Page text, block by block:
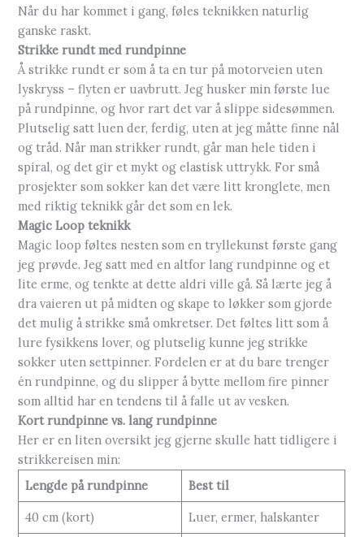
Når du har kommet i gang, føles teknikken naturlig
ganske raskt.
Strikke rundt med rundpinne
Å strikke rundt er som å ta en tur på motorveien uten
lyskryss – flyten er uavbrutt. Jeg husker min første lue
på rundpinne, og hvor rart det var å slippe sidesømmen.
Plutselig satt luen der, ferdig, uten at jeg måtte finne nål
og tråd. Når man strikker rundt, går man hele tiden i
spiral, og det gir et mykt og elastisk uttrykk. For små
prosjekter som sokker kan det være litt kronglete, men
med riktig teknikk går det som en lek.
Magic Loop teknikk
Magic loop føltes nesten som en tryllekunst første gang
jeg prøvde. Jeg satt med en altfor lang rundpinne og et
lite erme, og tenkte at dette aldri ville gå. Så lærte jeg å
dra vaieren ut på midten og skape to løkker som gjorde
det mulig å strikke små omkretser. Det føltes litt som å
lure fysikkens lover, og plutselig kunne jeg strikke
sokker uten settpinner. Fordelen er at du bare trenger
én rundpinne, og du slipper å bytte mellom fire pinner
som alltid har en tendens til å falle ut av vesken.
Kort rundpinne vs. lang rundpinne
Her er en liten oversikt jeg gjerne skulle hatt tidligere i
strikkereisen min:
Lengde på rundpinne
Best til
40 cm (kort) Luer, ermer, halskanter